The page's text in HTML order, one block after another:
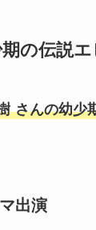
の伝説エ
さんの幼少
出演